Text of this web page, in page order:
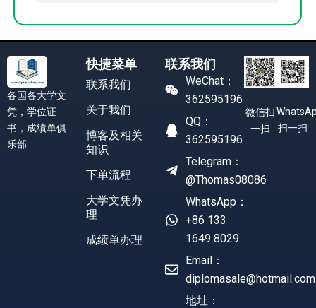
各国各大学文
凭，学位证
书，成绩单俱
乐部
快捷菜单
联系我们
关于我们
博客及相关
知识
下单流程
大学文凭办
理
成绩单办理
联系我们
WeChat：
362595196
QQ：
362595196
Telegram：
@Thomas08086
WhatsApp：
+86 133
1649 8029
Email：
diplomasale@hotmail.com
地址：
微信扫
一扫
扫一扫